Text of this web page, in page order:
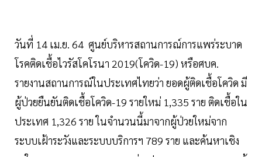
วันที่ 14 เม.ย. 64 ศูนย์บริหารสถานการณ์การแพร่ระบาด
โรคติดเชื้อไวรัสโคโรนา 2019(โควิด-19) หรือศบค.
รายงานสถานการณ์ในประเทศไทยว่า ยอดผู้ติดเชื้อโควิด มี
ผู้ป่วยยืนยันติดเชื้อโควิด-19 รายใหม่ 1,335 ราย ติดเชื้อใน
ประเทศ 1,326 ราย ในจำนวนนี้มาจากผู้ป่วยใหม่จาก
ระบบเฝ้าระวังและระบบบริการฯ 789 ราย และค้นหาเชิง